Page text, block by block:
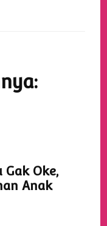
Gak Oke,
Anak